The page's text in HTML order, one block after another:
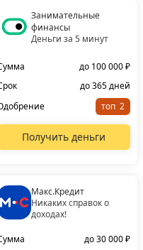
Занимательные
финансы
Деньги за 5 минут
до 100 000 ₽
до 365 дней
топ
Получить деньги
Макс.Кредит
Никаких справок о
доходах!
до 30 000 ₽